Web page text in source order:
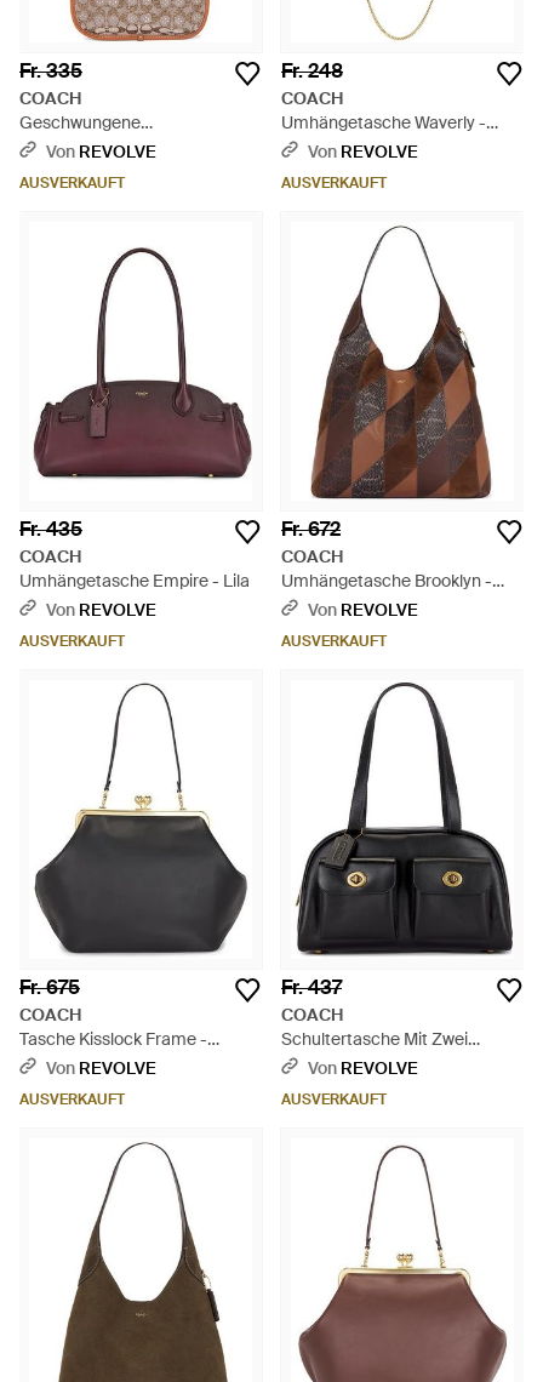
Fr. 335
COACH
Geschwungene
Umhängetasche Originals -
Von REVOLVE
AUSVERKAUFT
Fr. 248
COACH
Umhängetasche Waverly -
WeißVon REVOLVE
AUSVERKAUFT
Fr. 435
COACH
Umhängetasche Empire - Lila
Von REVOLVE
AUSVERKAUFT
Fr. 672
COACH
Umhängetasche Brooklyn -
Braun
Von REVOLVE
AUSVERKAUFT
Fr. 675
COACH
Tasche Kisslock Frame -
Schwarz
Von REVOLVE
AUSVERKAUFT
Fr. 437
COACH
Schultertasche Mit Zwei
Fächern Originals - Schwarz
Von REVOLVE
AUSVERKAUFT